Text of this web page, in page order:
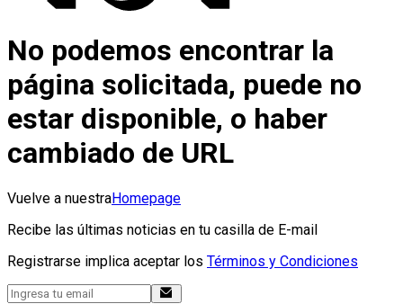
No podemos encontrar la
página solicitada, puede no
estar disponible, o haber
cambiado de URL
Vuelve a nuestraHomepage
Recibe las últimas noticias en tu casilla de E-mail
Registrarse implica aceptar los Términos y Condiciones